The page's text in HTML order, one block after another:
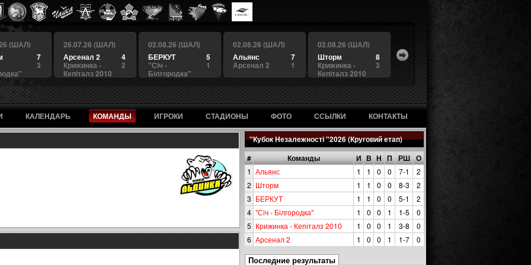
(ШАЛ)
7
3
26.07.26 (ШАЛ)
4
Арсенал 2
2
Крижинка -
Кепіталз 2010
02.08.26 (ШАЛ)
5
БЕРКУТ
1
"Сiч -
Білгородка"
02.08.26 (ШАЛ)
7
Альянс
1
Арсенал 2
02.08.26 (ШАЛ)
8
Шторм
3
Крижинка -
Кепіталз 2010
КАЛЕНДАРЬ КОМАНДЫ ИГРОКИ СТАДИОНЫ ФОТО ССЫЛКИ КОНТАКТЫ
"Кубок Незалежності "2026 (Круговий етап)
# Команды И В Н П РШ О
1 Альянс 1 1 0 0 7-1
2
2 Шторм 1 1 0 0 8-3
2
3 БЕРКУТ 1 1 0 0 5-1
2
4 "Сiч - Білгородка" 1 0 0 1 1-5
0
5 Крижинка - Кепіталз 2010 1 0 0 1 3-8
0
6 Арсенал 2 1 0 0 1 1-7 0
Последние результаты